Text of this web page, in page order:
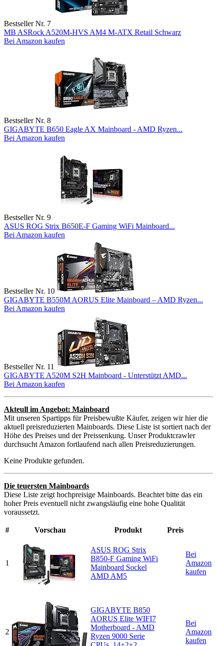
Bestseller Nr. 7
MB ASRock A520M-HVS AM4 M-ATX Retail Schwarz
Bei Amazon kaufen
Bestseller Nr. 8
GIGABYTE B650 Eagle AX Mainboard - AMD Ryzen...
Bei Amazon kaufen
Bestseller Nr. 9
ASUS ROG Strix B650E-F Gaming WiFi Mainboard...
Bei Amazon kaufen
Bestseller Nr. 10
GIGABYTE B550M AORUS Elite Mainboard – AMD Ryzen...
Bei Amazon kaufen
Bestseller Nr. 11
GIGABYTE A520M S2H Mainboard - Unterstützt AMD...
Bei Amazon kaufen
Akteull im Angebot: Mainboard
Mit unseren Spartipps für Preisbewußte Käufer, zeigen wir hier die
aktuell preisreduzierten Mainboards. Diese Liste ist sortiert nach der
Höhe des Preises und der Preissenkung. Unser Produktcrawler
durchsucht Amazon fortlaufend nach allen Preisreduzierungen.
Keine Produkte gefunden.
Die teuersten Mainboards
Diese Liste zeigt hochpreisige Mainboards. Beachtet bitte das ein
hoher Preis eventuell nicht zwangsläufig eine hohe Qualität
voraussetzt.
# Vorschau Produkt Preis
1
ASUS ROG Strix
B850-F Gaming WiFi
Mainboard Sockel
AMD AM5
Bei
Amazon
kaufen
2
GIGABYTE B850
AORUS Elite WIFI7
Motherboard - AMD
Ryzen 9000 Serie
Bei
Amazon
kaufen